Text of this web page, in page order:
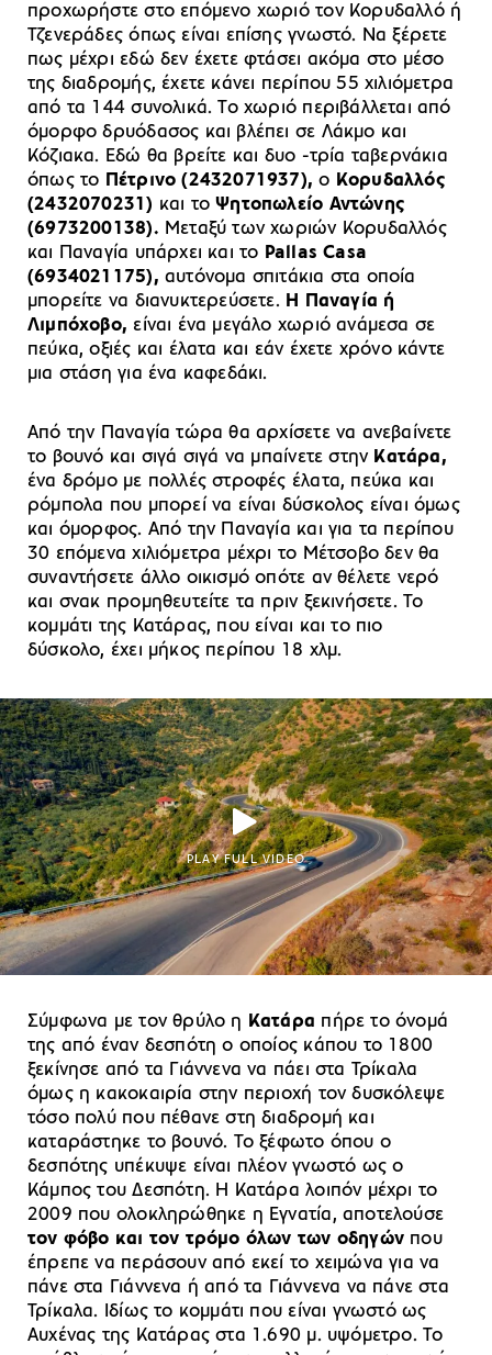
προχωρήστε στο επόμενο χωριό τον Κορυδαλλό ή
Τζενεράδες όπως είναι επίσης γνωστό. Να ξέρετε
πως μέχρι εδώ δεν έχετε φτάσει ακόμα στο μέσο
της διαδρομής, έχετε κάνει περίπου 55 χιλιόμετρα
από τα 144 συνολικά. Το χωριό περιβάλλεται από
όμορφο δρυόδασος και βλέπει σε Λάκμο και
Κόζιακα. Εδώ θα βρείτε και δυο -τρία ταβερνάκια
όπως το Πέτρινο (2432071937),ο Κορυδαλλός
(2432070231) και τοΨητοπωλείο Αντώνης
(6973200138). Μεταξύ των χωριών Κορυδαλλός
και Παναγία υπάρχει και το Pallas Casa
(6934021175), αυτόνομα σπιτάκια στα οποία
μπορείτε να διανυκτερεύσετε. Η Παναγία ή
Λιμπόχοβο, είναι ένα μεγάλο χωριό ανάμεσα σε
πεύκα, οξιές και έλατα και εάν έχετε χρόνο κάντε
μια στάση για ένα καφεδάκι.
Από την Παναγία τώρα θα αρχίσετε να ανεβαίνετε
το βουνό και σιγά σιγά να μπαίνετε στην Κατάρα,
ένα δρόμο με πολλές στροφές έλατα, πεύκα και
ρόμπολα που μπορεί να είναι δύσκολος είναι όμως
και όμορφος. Από την Παναγία και για τα περίπου
30 επόμενα χιλιόμετρα μέχρι το Μέτσοβο δεν θα
συναντήσετε άλλο οικισμό οπότε αν θέλετε νερό
και σνακ προμηθευτείτε τα πριν ξεκινήσετε. Το
κομμάτι της Κατάρας, που είναι και το πιο
δύσκολο, έχει μήκος περίπου 18 χλμ.
PLAY FULL VIDEO
Σύμφωνα με τον θρύλο η Κατάρα πήρε το όνομά
της από έναν δεσπότη ο οποίος κάπου το 1800
ξεκίνησε από τα Γιάννενα να πάει στα Τρίκαλα
όμως η κακοκαιρία στην περιοχή τον δυσκόλεψε
τόσο πολύ που πέθανε στη διαδρομή και
καταράστηκε το βουνό. Το ξέφωτο όπου ο
δεσπότης υπέκυψε είναι πλέον γνωστό ως ο
Κάμπος του Δεσπότη. Η Κατάρα λοιπόν μέχρι το
2009 που ολοκληρώθηκε η Εγνατία, αποτελούσε
τον φόβο και τον τρόμο όλων των οδηγώνπου
έπρεπε να περάσουν από εκεί το χειμώνα για να
πάνε στα Γιάννενα ή από τα Γιάννενα να πάνε στα
Τρίκαλα. Ιδίως το κομμάτι που είναι γνωστό ως
Αυχένας της Κατάρας στα 1.690 μ. υψόμετρο. Το